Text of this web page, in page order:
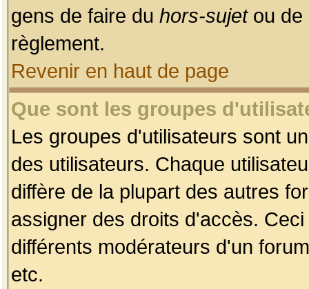
gens de faire du hors-sujetou de
règlement.
Revenir en haut de page
Que sont les groupes
Les groupes d'utilisateurs sont
des utilisateurs. Chaque
diffère de la plupart des autres
assigner des droits d'accès.
différents modérateurs d'un
etc.